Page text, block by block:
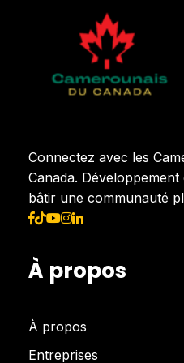
Connectez avec les
Canada.
bâtir une communauté
À propos
À propos
Entreprises